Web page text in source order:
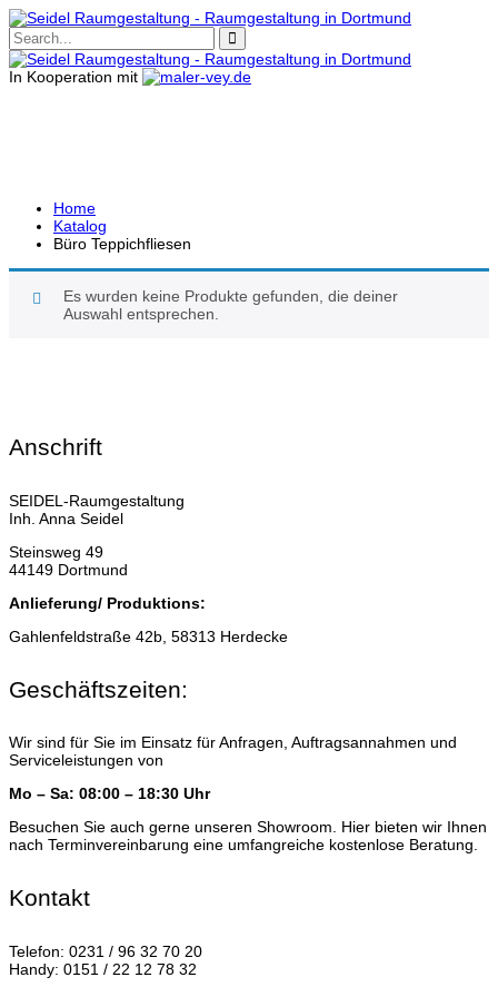
In Kooperation mit
Home
Katalog
Büro Teppichfliesen
Es wurden keine Produkte gefunden, die deiner
Auswahl entsprechen.
Anschrift
SEIDEL-Raumgestaltung
Inh. Anna Seidel
Steinsweg 49
44149 Dortmund
Anlieferung/ Produktions:
Gahlenfeldstraße 42b, 58313 Herdecke
Geschäftszeiten:
Wir sind für Sie im Einsatz für Anfragen, Auftragsannahmen und
Serviceleistungen von
Mo – Sa: 08:00 – 18:30 Uhr
Besuchen Sie auch gerne unseren Showroom. Hier bieten wir Ihnen
nach Terminvereinbarung eine umfangreiche kostenlose Beratung.
Kontakt
Telefon: 0231 / 96 32 70 20
Handy: 0151 / 22 12 78 32